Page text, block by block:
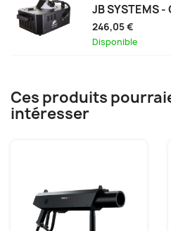
JB SYSTEMS -
246,05 €
Disponible
Ces produits
intéresser